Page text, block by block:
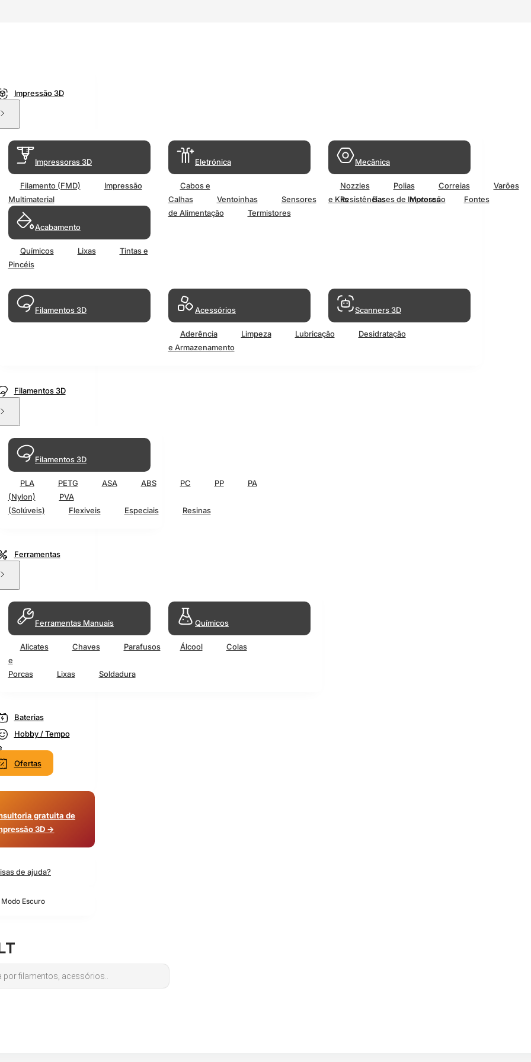
Impressão 3D
Impressoras 3D
Filamento (FMD)
Impressão
Multimaterial
Acabamento
Químicos Lixas
Tintas e
Pincéis
Eletrónica
Cabos e
Calhas
Ventoinhas Sensores Resistências Motores
Fontes
de Alimentação
Termistores
Mecânica
Nozzles Polias Correias
Varões
e Kits
Bases de Impressão
Filamentos 3D Acessórios
Aderência Limpeza Lubricação
Desidratação
e Armazenamento
Scanners 3D
Filamentos 3D
Filamentos 3D
PLA PETG ASA ABS PC PP
PA
(Nylon)
PVA
(Solúveis)
Flexiveis Especiais Resinas
Ferramentas
Ferramentas Manuais
Alicates Chaves
Parafusos
e
Porcas
Lixas Soldadura
Químicos
Álcool Colas
Baterias
Hobby / Tempo
Ofertas
gratuita de
3D →
de ajuda?
Escuro